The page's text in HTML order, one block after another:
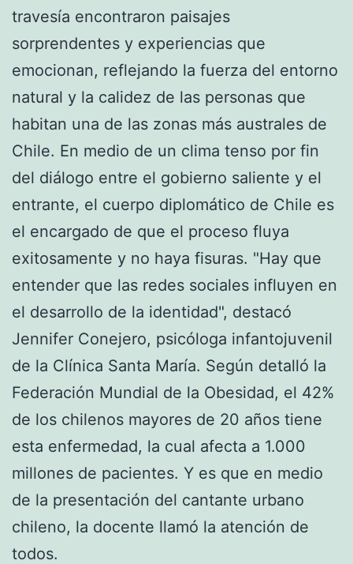
travesía encontraron paisajes
sorprendentes y experiencias que
emocionan, reflejando la fuerza del entorno
natural y la calidez de las personas que
habitan una de las zonas más australes de
Chile. En medio de un clima tenso por fin
del diálogo entre el gobierno saliente y el
entrante, el cuerpo diplomático de Chile es
el encargado de que el proceso fluya
exitosamente y no haya fisuras. "Hay que
entender que las redes sociales influyen en
el desarrollo de la identidad", destacó
Jennifer Conejero, psicóloga infantojuvenil
de la Clínica Santa María. Según detalló la
Federación Mundial de la Obesidad, el 42%
de los chilenos mayores de 20 años tiene
esta enfermedad, la cual afecta a 1.000
millones de pacientes. Y es que en medio
de la presentación del cantante urbano
chileno, la docente llamó la atención de
todos.